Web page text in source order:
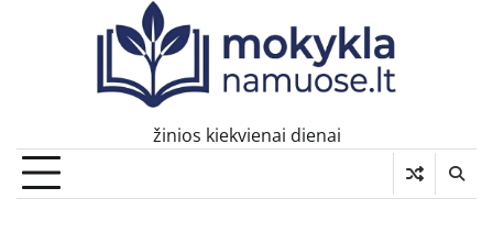
žinios kiekvienai dienai